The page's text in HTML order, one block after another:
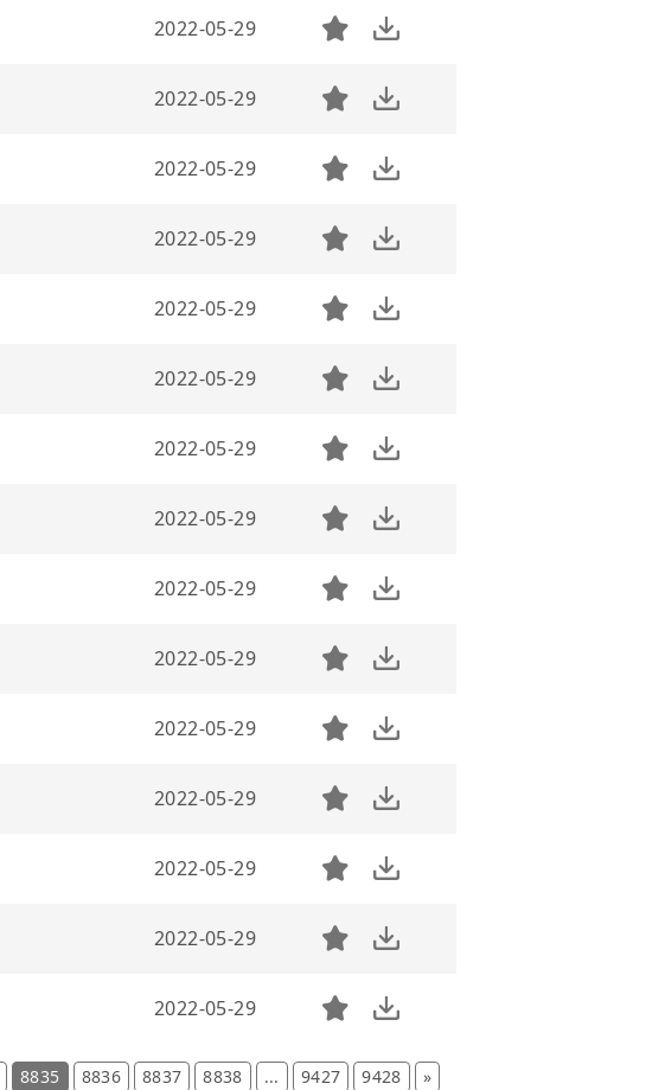
2022-05-29
2022-05-29
2022-05-29
2022-05-29
2022-05-29
2022-05-29
2022-05-29
2022-05-29
2022-05-29
2022-05-29
2022-05-29
2022-05-29
2022-05-29
2022-05-29
2022-05-29
8835 8836 8837 8838 ... 9427 9428 »